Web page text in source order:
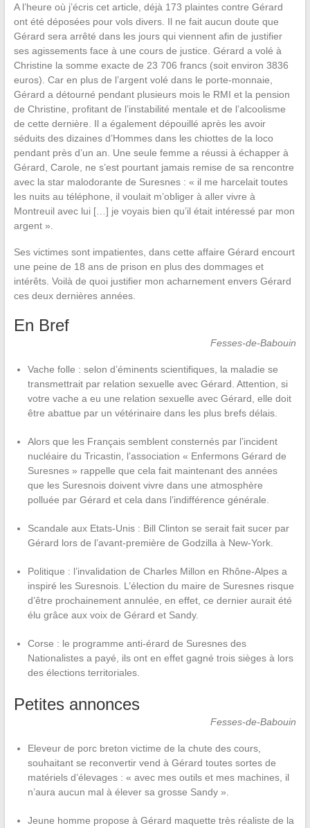
A l’heure où j’écris cet article, déjà 173 plaintes contre Gérard
ont été déposées pour vols divers. Il ne fait aucun doute que
Gérard sera arrêté dans les jours qui viennent afin de justifier
ses agissements face à une cours de justice. Gérard a volé à
Christine la somme exacte de 23 706 francs (soit environ 3836
euros). Car en plus de l’argent volé dans le porte-monnaie,
Gérard a détourné pendant plusieurs mois le RMI et la pension
de Christine, profitant de l’instabilité mentale et de l’alcoolisme
de cette dernière. Il a également dépouillé après les avoir
séduits des dizaines d’Hommes dans les chiottes de la loco
pendant près d’un an. Une seule femme a réussi à échapper à
Gérard, Carole, ne s’est pourtant jamais remise de sa rencontre
avec la star malodorante de Suresnes : « il me harcelait toutes
les nuits au téléphone, il voulait m’obliger à aller vivre à
Montreuil avec lui […] je voyais bien qu’il était intéressé par mon
argent ».
Ses victimes sont impatientes, dans cette affaire Gérard encourt
une peine de 18 ans de prison en plus des dommages et
intérêts. Voilà de quoi justifier mon acharnement envers Gérard
ces deux dernières années.
En Bref
Fesses-de-Babouin
Vache folle : selon d’éminents scientifiques, la maladie se
transmettrait par relation sexuelle avec Gérard. Attention, si
votre vache a eu une relation sexuelle avec Gérard, elle doit
être abattue par un vétérinaire dans les plus brefs délais.
Alors que les Français semblent consternés par l’incident
nucléaire du Tricastin, l’association « Enfermons Gérard de
Suresnes » rappelle que cela fait maintenant des années
que les Suresnois doivent vivre dans une atmosphère
polluée par Gérard et cela dans l’indifférence générale.
Scandale aux Etats-Unis : Bill Clinton se serait fait sucer par
Gérard lors de l’avant-première de Godzilla à New-York.
Politique : l’invalidation de Charles Millon en Rhône-Alpes a
inspiré les Suresnois. L’élection du maire de Suresnes risque
d’être prochainement annulée, en effet, ce dernier aurait été
élu grâce aux voix de Gérard et Sandy.
Corse : le programme anti-érard de Suresnes des
Nationalistes a payé, ils ont en effet gagné trois sièges à lors
des élections territoriales.
Petites annonces
Fesses-de-Babouin
Eleveur de porc breton victime de la chute des cours,
souhaitant se reconvertir vend à Gérard toutes sortes de
matériels d’élevages : « avec mes outils et mes machines, il
n’aura aucun mal à élever sa grosse Sandy ».
Jeune homme propose à Gérard maquette très réaliste de la